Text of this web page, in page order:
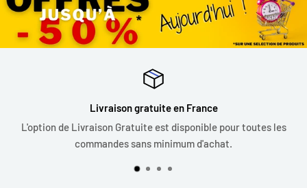
Livraison gratuite en France
L'option de Livraison Gratuite est disponible pour toutes les
commandes sans minimum d'achat.